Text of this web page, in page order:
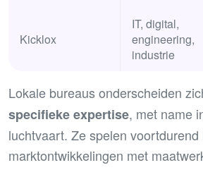
Kicklox
IT, digital,
engineering,
industrie
Lokale bureaus onderscheiden
specifieke expertise, met name
luchtvaart. Ze spelen voortdurend
marktontwikkelingen met